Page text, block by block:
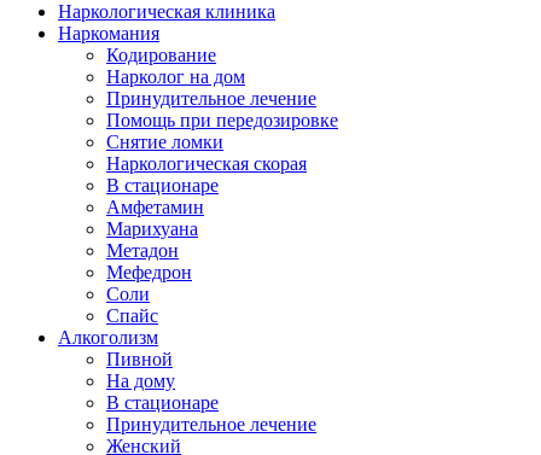
Наркологическая клиника
Наркомания
Кодирование
Нарколог на дом
Принудительное лечение
Помощь при передозировке
Снятие ломки
Наркологическая скорая
В стационаре
Амфетамин
Марихуана
Метадон
Мефедрон
Соли
Спайс
Алкоголизм
Пивной
На дому
В стационаре
Принудительное лечение
Женский